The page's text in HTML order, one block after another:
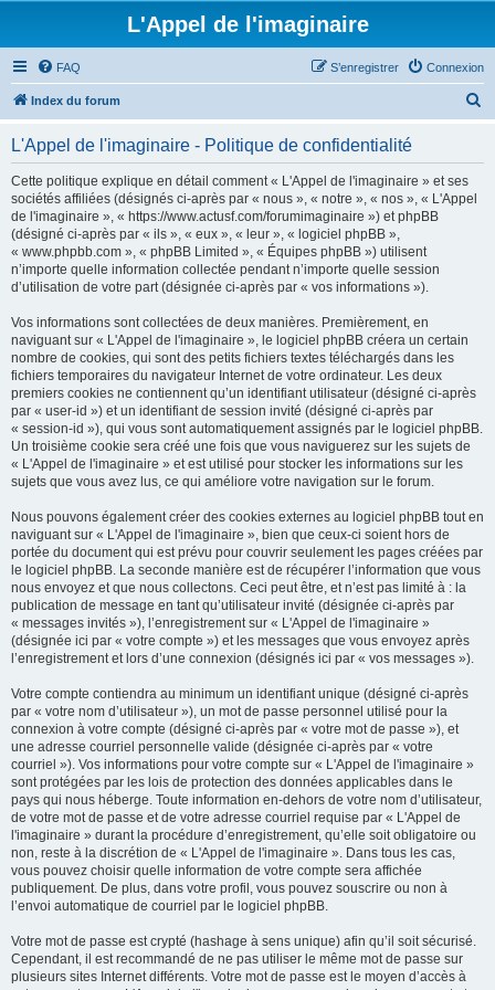
L'Appel de l'imaginaire
FAQ Connexion
S’enregistrer
Index du forum
L'Appel de l'imaginaire - Politique de confidentialité
Cette politique explique en détail comment « L'Appel de l'imaginaire » et ses
sociétés affiliées (désignés ci-après par « nous », « notre », « nos », « L'Appel
de l'imaginaire », « https://www.actusf.com/forumimaginaire ») et phpBB
(désigné ci-après par « ils », « eux », « leur », « logiciel phpBB »,
« www.phpbb.com », « phpBB Limited », « Équipes phpBB ») utilisent
n’importe quelle information collectée pendant n’importe quelle session
d’utilisation de votre part (désignée ci-après par « vos informations »).
Vos informations sont collectées de deux manières. Premièrement, en
naviguant sur « L'Appel de l'imaginaire », le logiciel phpBB créera un certain
nombre de cookies, qui sont des petits fichiers textes téléchargés dans les
fichiers temporaires du navigateur Internet de votre ordinateur. Les deux
premiers cookies ne contiennent qu’un identifiant utilisateur (désigné ci-après
par « user-id ») et un identifiant de session invité (désigné ci-après par
« session-id »), qui vous sont automatiquement assignés par le logiciel phpBB.
Un troisième cookie sera créé une fois que vous naviguerez sur les sujets de
« L'Appel de l'imaginaire » et est utilisé pour stocker les informations sur les
sujets que vous avez lus, ce qui améliore votre navigation sur le forum.
Nous pouvons également créer des cookies externes au logiciel phpBB tout en
naviguant sur « L'Appel de l'imaginaire », bien que ceux-ci soient hors de
portée du document qui est prévu pour couvrir seulement les pages créées par
le logiciel phpBB. La seconde manière est de récupérer l’information que vous
nous envoyez et que nous collectons. Ceci peut être, et n’est pas limité à : la
publication de message en tant qu’utilisateur invité (désignée ci-après par
« messages invités »), l’enregistrement sur « L'Appel de l'imaginaire »
(désignée ici par « votre compte ») et les messages que vous envoyez après
l’enregistrement et lors d’une connexion (désignés ici par « vos messages »).
Votre compte contiendra au minimum un identifiant unique (désigné ci-après
par « votre nom d’utilisateur »), un mot de passe personnel utilisé pour la
connexion à votre compte (désigné ci-après par « votre mot de passe »), et
une adresse courriel personnelle valide (désignée ci-après par « votre
courriel »). Vos informations pour votre compte sur « L'Appel de l'imaginaire »
sont protégées par les lois de protection des données applicables dans le
pays qui nous héberge. Toute information en-dehors de votre nom d’utilisateur,
de votre mot de passe et de votre adresse courriel requise par « L'Appel de
l'imaginaire » durant la procédure d’enregistrement, qu’elle soit obligatoire ou
non, reste à la discrétion de « L'Appel de l'imaginaire ». Dans tous les cas,
vous pouvez choisir quelle information de votre compte sera affichée
publiquement. De plus, dans votre profil, vous pouvez souscrire ou non à
l’envoi automatique de courriel par le logiciel phpBB.
Votre mot de passe est crypté (hashage à sens unique) afin qu’il soit sécurisé.
Cependant, il est recommandé de ne pas utiliser le même mot de passe sur
plusieurs sites Internet différents. Votre mot de passe est le moyen d’accès à